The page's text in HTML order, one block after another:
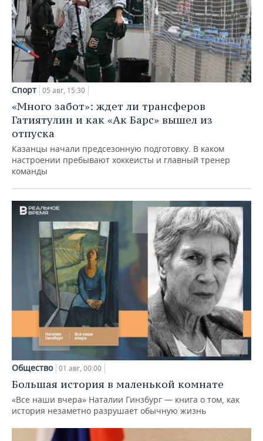
Спорт 05 авг, 15:30
«Много забот»: ждет ли трансферов
Гатиятулин и как «Ак Барс» вышел из
отпуска
Казанцы начали предсезонную подготовку. В каком
настроении пребывают хоккеисты и главный тренер
команды
Общество 01 авг, 00:00
Большая история в маленькой комнате
«Все наши вчера» Наталии Гинзбург — книга о том, как
история незаметно разрушает обычную жизнь